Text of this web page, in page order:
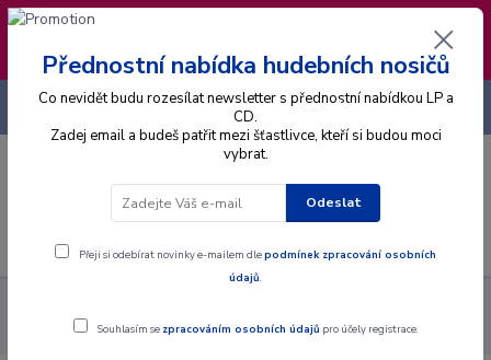
❣️ Od 4.8. do 13.8. čerpám dovolenou. Datum
expedice objednávek se posouvá na pátek
14.8.2026 🐋
CZK
+420 725 736 293
Přednostní nabídka hudebních nosičů
Co nevidět budu rozesílat newsletter s přednostní nabídkou LP a
CD.
Zadej email a budeš patřit mezi šťastlivce, kteří si budou moci
vybrat.
Odeslat
Přeji si odebírat novinky e-mailem dlepodmínek zpracování osobních
údajů.
Souhlasím se zpracováním osobních údajů pro účely registrace.